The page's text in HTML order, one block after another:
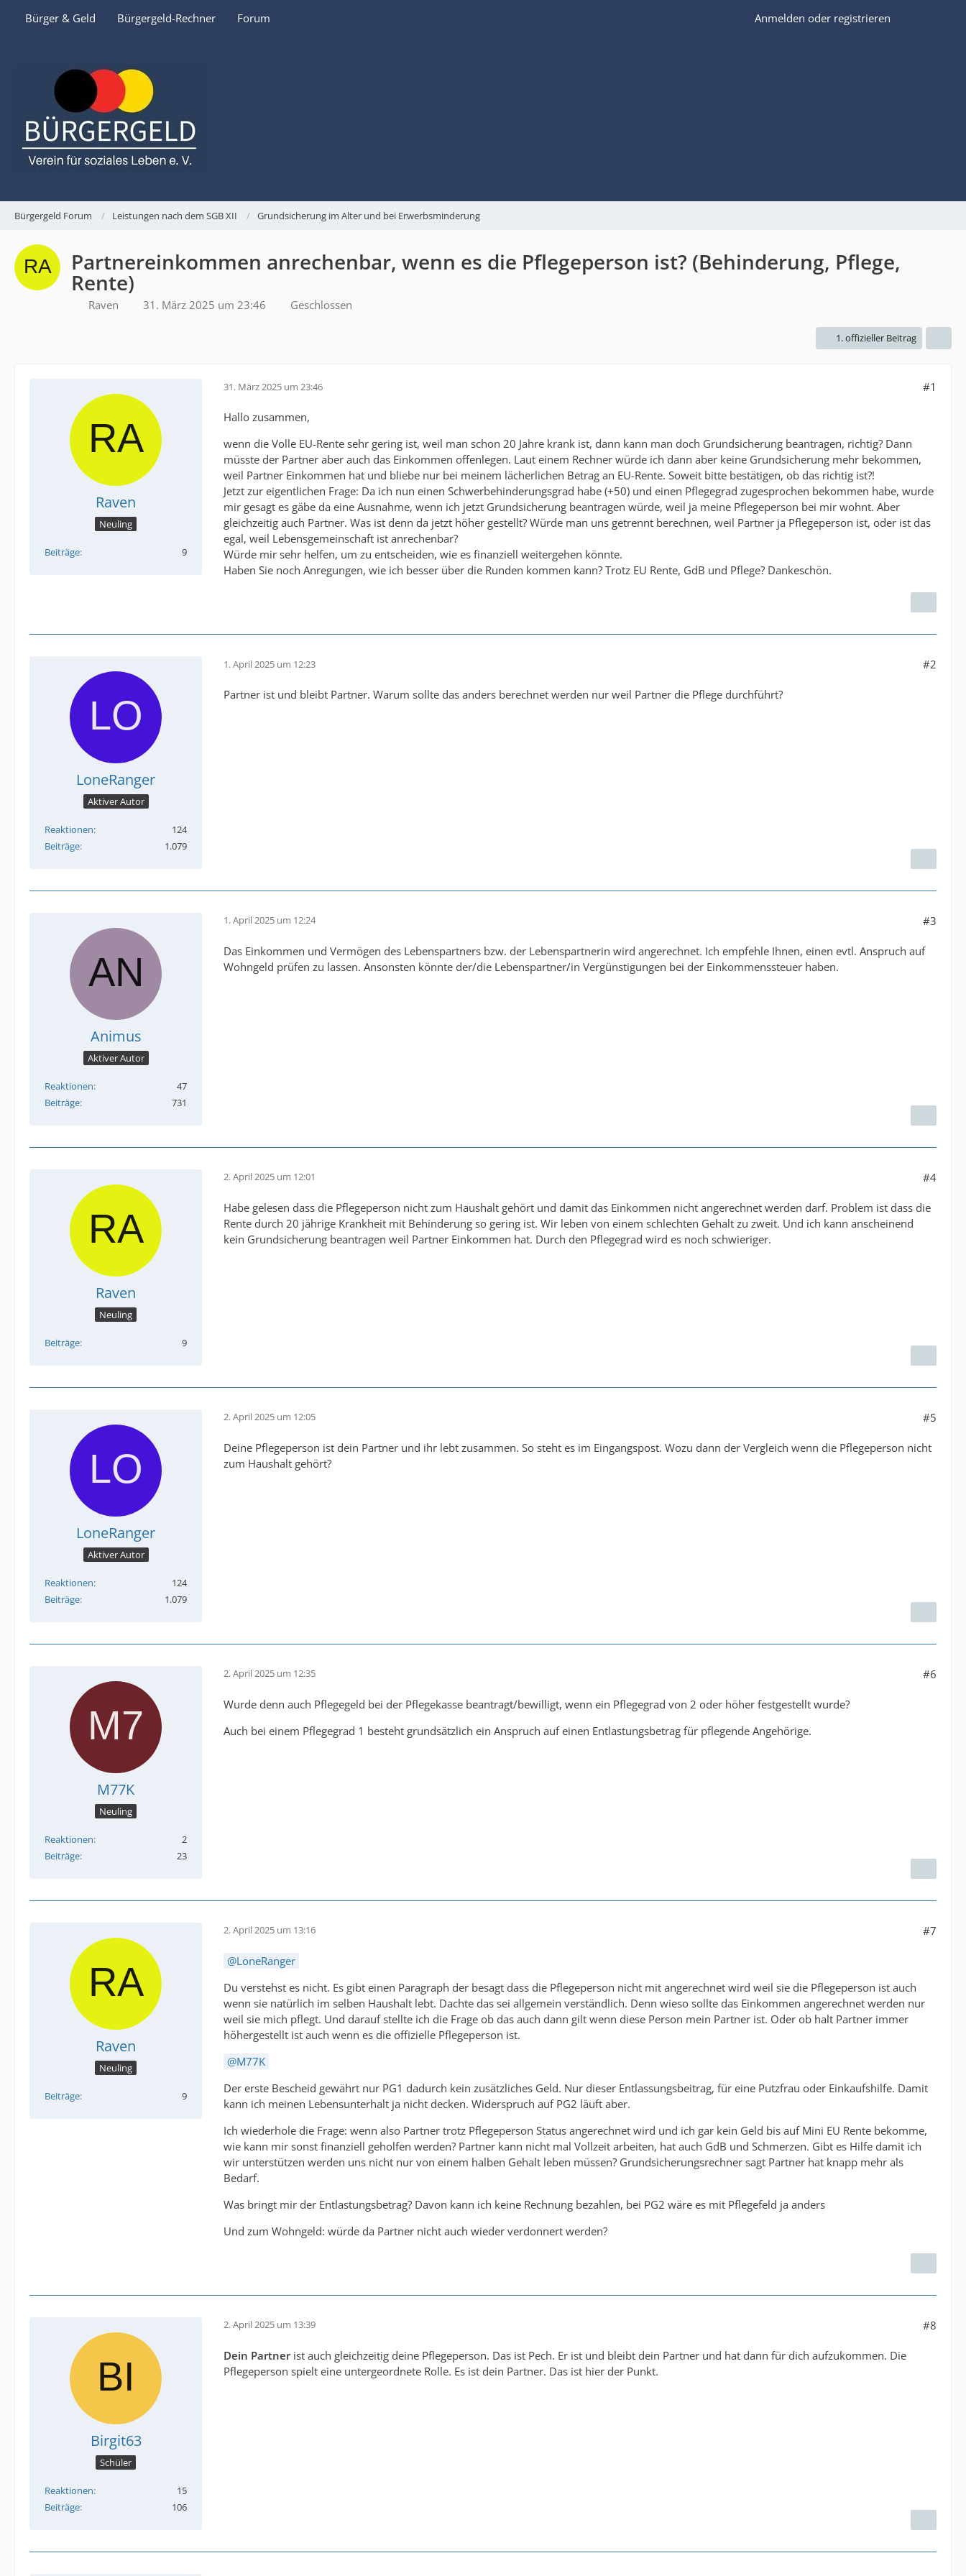
Bürger & Geld Bürgergeld-Rechner Forum Anmelden oder registrieren
Bürgergeld Forum Leistungen nach dem SGB XII Grundsicherung im Alter und bei Erwerbsminderung
Partnereinkommen anrechenbar, wenn es die Pflegeperson ist? (Behinderung, Pflege,
Rente)
Raven 31. März 2025 um 23:46 Geschlossen
1. offizieller Beitrag
Raven
Neuling
Beiträge 9
31. März 2025 um 23:46 #1
Hallo zusammen,
wenn die Volle EU-Rente sehr gering ist, weil man schon 20 Jahre krank ist, dann kann man doch Grundsicherung beantragen, richtig? Dann
müsste der Partner aber auch das Einkommen offenlegen. Laut einem Rechner würde ich dann aber keine Grundsicherung mehr bekommen,
weil Partner Einkommen hat und bliebe nur bei meinem lächerlichen Betrag an EU-Rente. Soweit bitte bestätigen, ob das richtig ist?!
Jetzt zur eigentlichen Frage: Da ich nun einen Schwerbehinderungsgrad habe (+50) und einen Pflegegrad zugesprochen bekommen habe, wurde
mir gesagt es gäbe da eine Ausnahme, wenn ich jetzt Grundsicherung beantragen würde, weil ja meine Pflegeperson bei mir wohnt. Aber
gleichzeitig auch Partner. Was ist denn da jetzt höher gestellt? Würde man uns getrennt berechnen, weil Partner ja Pflegeperson ist, oder ist das
egal, weil Lebensgemeinschaft ist anrechenbar?
Würde mir sehr helfen, um zu entscheiden, wie es finanziell weitergehen könnte.
Haben Sie noch Anregungen, wie ich besser über die Runden kommen kann? Trotz EU Rente, GdB und Pflege? Dankeschön.
LoneRanger
Aktiver Autor
Reaktionen
124
Beiträge
1.079
1. April 2025 um 12:23 #2
Partner ist und bleibt Partner. Warum sollte das anders berechnet werden nur weil Partner die Pflege durchführt?
Animus
Aktiver Autor
Reaktionen
47
Beiträge
731
1. April 2025 um 12:24 #3
Das Einkommen und Vermögen des Lebenspartners bzw. der Lebenspartnerin wird angerechnet. Ich empfehle Ihnen, einen evtl. Anspruch auf
Wohngeld prüfen zu lassen. Ansonsten könnte der/die Lebenspartner/in Vergünstigungen bei der Einkommenssteuer haben.
Raven
Neuling
Beiträge 9
2. April 2025 um 12:01 #4
Habe gelesen dass die Pflegeperson nicht zum Haushalt gehört und damit das Einkommen nicht angerechnet werden darf. Problem ist dass die
Rente durch 20 jährige Krankheit mit Behinderung so gering ist. Wir leben von einem schlechten Gehalt zu zweit. Und ich kann anscheinend
kein Grundsicherung beantragen weil Partner Einkommen hat. Durch den Pflegegrad wird es noch schwieriger.
LoneRanger
Aktiver Autor
Reaktionen
124
Beiträge
1.079
2. April 2025 um 12:05 #5
Deine Pflegeperson ist dein Partner und ihr lebt zusammen. So steht es im Eingangspost. Wozu dann der Vergleich wenn die Pflegeperson nicht
zum Haushalt gehört?
M77K
Neuling
Reaktionen
2
Beiträge
23
2. April 2025 um 12:35 #6
Wurde denn auch Pflegegeld bei der Pflegekasse beantragt/bewilligt, wenn ein Pflegegrad von 2 oder höher festgestellt wurde?
Auch bei einem Pflegegrad 1 besteht grundsätzlich ein Anspruch auf einen Entlastungsbetrag für pflegende Angehörige.
Raven
Neuling
Beiträge 9
2. April 2025 um 13:16 #7
LoneRanger
Du verstehst es nicht. Es gibt einen Paragraph der besagt dass die Pflegeperson nicht mit angerechnet wird weil sie die Pflegeperson ist auch
wenn sie natürlich im selben Haushalt lebt. Dachte das sei allgemein verständlich. Denn wieso sollte das Einkommen angerechnet werden nur
weil sie mich pflegt. Und darauf stellte ich die Frage ob das auch dann gilt wenn diese Person mein Partner ist. Oder ob halt Partner immer
höhergestellt ist auch wenn es die offizielle Pflegeperson ist.
M77K
Der erste Bescheid gewährt nur PG1 dadurch kein zusätzliches Geld. Nur dieser Entlassungsbeitrag, für eine Putzfrau oder Einkaufshilfe. Damit
kann ich meinen Lebensunterhalt ja nicht decken. Widerspruch auf PG2 läuft aber.
Ich wiederhole die Frage: wenn also Partner trotz Pflegeperson Status angerechnet wird und ich gar kein Geld bis auf Mini EU Rente bekomme,
wie kann mir sonst finanziell geholfen werden? Partner kann nicht mal Vollzeit arbeiten, hat auch GdB und Schmerzen. Gibt es Hilfe damit ich
wir unterstützen werden uns nicht nur von einem halben Gehalt leben müssen? Grundsicherungsrechner sagt Partner hat knapp mehr als
Bedarf.
Was bringt mir der Entlastungsbetrag? Davon kann ich keine Rechnung bezahlen, bei PG2 wäre es mit Pflegefeld ja anders
Und zum Wohngeld: würde da Partner nicht auch wieder verdonnert werden?
Birgit63
Schüler
Reaktionen
15
Beiträge
106
2. April 2025 um 13:39 #8
Dein Partnerist auch gleichzeitig deine Pflegeperson. Das ist Pech. Er ist und bleibt dein Partner und hat dann für dich aufzukommen. Die
Pflegeperson spielt eine untergeordnete Rolle. Es ist dein Partner. Das ist hier der Punkt.